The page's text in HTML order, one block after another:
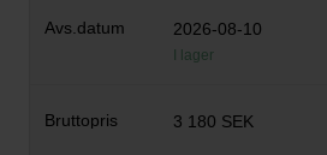
2026-08-10
I lager
3 180 SEK